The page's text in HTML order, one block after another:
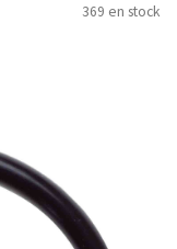
369 en stock